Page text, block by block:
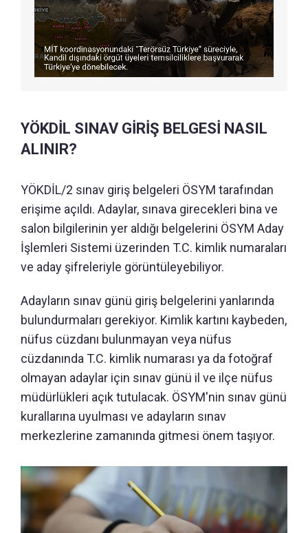
YÖKDİL SINAV GİRİŞ BELGESİ NASIL
ALINIR?
YÖKDİL/2 sınav giriş belgeleri ÖSYM tarafından
erişime açıldı. Adaylar, sınava girecekleri bina ve
salon bilgilerinin yer aldığı belgelerini ÖSYM Aday
İşlemleri Sistemi üzerinden T.C. kimlik numaraları
ve aday şifreleriyle görüntüleyebiliyor.
Adayların sınav günü giriş belgelerini yanlarında
bulundurmaları gerekiyor. Kimlik kartını kaybeden,
nüfus cüzdanı bulunmayan veya nüfus
cüzdanında T.C. kimlik numarası ya da fotoğraf
olmayan adaylar için sınav günü il ve ilçe nüfus
müdürlükleri açık tutulacak. ÖSYM'nin sınav günü
kurallarına uyulması ve adayların sınav
merkezlerine zamanında gitmesi önem taşıyor.